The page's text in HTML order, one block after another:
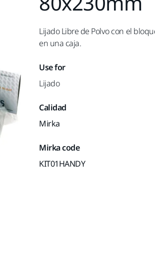
Lijado Libre de Polvo con el
en una caja.
Use for
Lijado
Calidad
Mirka
Mirka code
KIT01HANDY